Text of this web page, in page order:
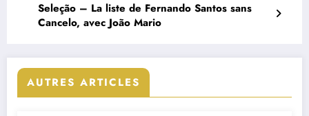
Seleção – La liste de Fernando Santos sans
Cancelo, avec João Mario
AUTRES ARTICLES